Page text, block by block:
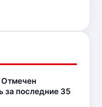
за последние 35